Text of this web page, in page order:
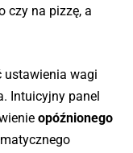
czy na pizzę, a
ustawienia wagi
Intuicyjny panel
opóźnionego